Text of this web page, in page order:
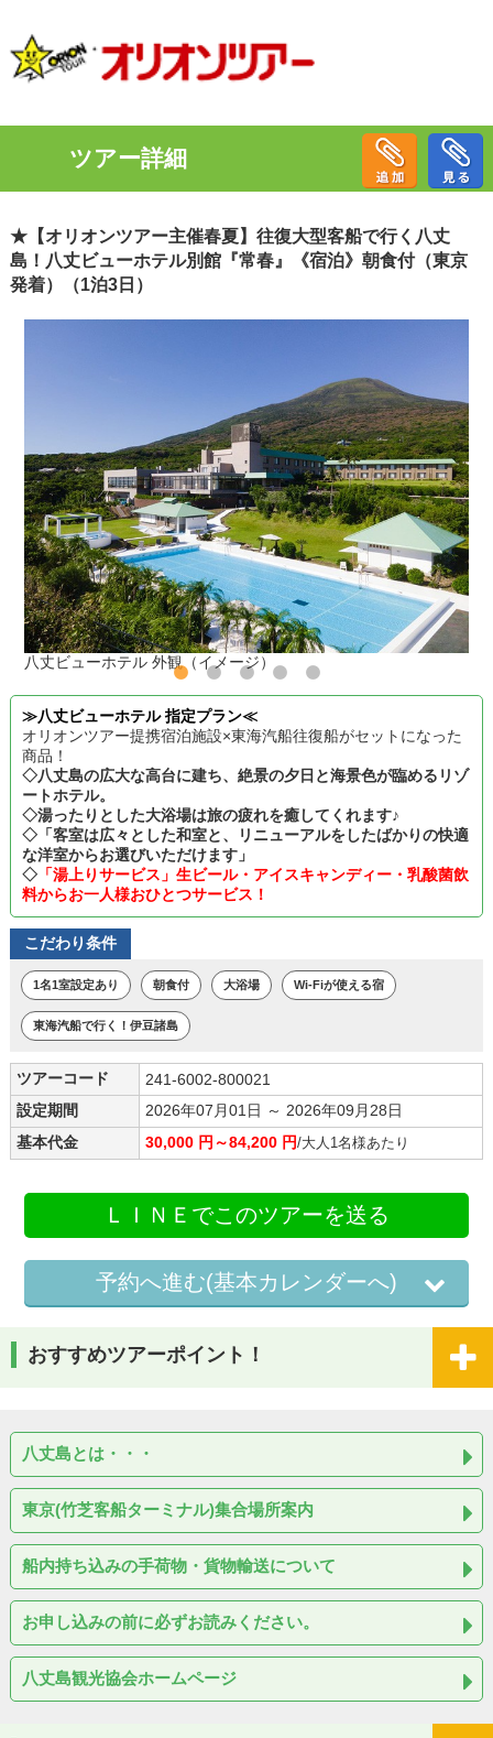
ツアー詳細
★【オリオンツアー主催春夏】往復大型客船で行く八丈
島！八丈ビューホテル別館『常春』《宿泊》朝食付（東京
発着）（1泊3日）
八丈ビューホテル 外観（イメージ）
≫八丈ビューホテル 指定プラン≪
オリオンツアー提携宿泊施設×東海汽船往復船がセットになった
商品！
◇八丈島の広大な高台に建ち、絶景の夕日と海景色が臨めるリゾ
ートホテル。
◇湯ったりとした大浴場は旅の疲れを癒してくれます♪
◇「客室は広々とした和室と、リニューアルをしたばかりの快適
な洋室からお選びいただけます」
◇「湯上りサービス」生ビール・アイスキャンディー・乳酸菌飲
料からお一人様おひとつサービス！
こだわり条件
1名1室設定あり 朝食付 大浴場 Wi-Fiが使える宿
東海汽船で行く！伊豆諸島
ツアーコード
241-6002-800021
設定期間
2026年07月01日 ～ 2026年09月28日
基本代金
30,000 円～84,200 円/大人1名様あたり
ＬＩＮＥでこのツアーを送る
予約へ進む(基本カレンダーへ)
おすすめツアーポイント！
八丈島とは・・・
東京(竹芝客船ターミナル)集合場所案内
船内持ち込みの手荷物・貨物輸送について
お申し込みの前に必ずお読みください。
八丈島観光協会ホームページ